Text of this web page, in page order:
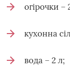
огірочки –
кухонна
вода – 2 л;